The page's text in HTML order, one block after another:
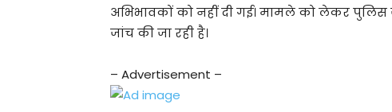
अभिभावकों को नहीं दी गई। मामले को लेकर
जांच की जा रही है।
– Advertisement –